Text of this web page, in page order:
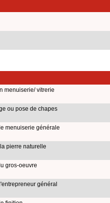
menuiserie/ vitrerie
ou pose de chapes
menuiserie générale
pierre naturelle
gros-oeuvre
général